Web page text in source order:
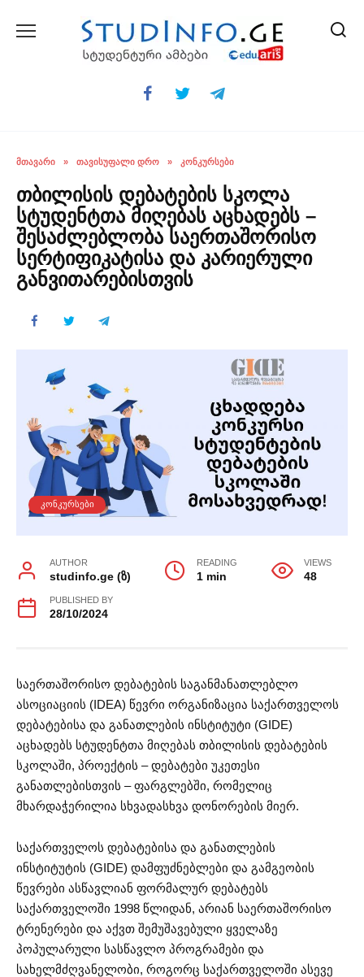
ᲛᲗᲐᲕᲐᲠᲘ » ᲗᲐᲕᲘᲡᲣᲤᲐᲚᲘ ᲓᲠᲝ » ᲙᲝᲜᲙᲣᲠᲡᲔᲑᲘ
თბილისის დებატების სკოლა
სტუდენტთა მიღებას აცხადებს –
შესაძლებლობა საერთაშორისო
სერტიფიკატისა და კარიერული
განვითარებისთვის
ᲙᲝᲜᲙᲣᲠᲡᲔᲑᲘ
AUTHOR
studinfo.ge (ზ)
READING
1 min
VIEWS
48
PUBLISHED BY
28/10/2024
საერთაშორისო დებატების საგანმანათლებლო
ასოციაციის (IDEA) წევრი ორგანიზაცია საქართველოს
დებატებისა და განათლების ინსტიტუტი (GIDE)
აცხადებს სტუდენტთა მიღებას თბილისის დებატების
სკოლაში, პროექტის – დებატები უკეთესი
განათლებისთვის – ფარგლებში, რომელიც
მხარდაჭერილია სხვადასხვა დონორების მიერ.
საქართველოს დებატებისა და განათლების
ინსტიტუტის (GIDE) დამფუძნებლები და გამგეობის
წევრები ასწავლიან ფორმალურ დებატებს
საქართველოში 1998 წლიდან, არიან საერთაშორისო
ტრენერები და აქვთ შემუშავებული ყველაზე
პოპულარული სასწავლო პროგრამები და
სახელმძღვანელობი, როგორც საქართველოში ასევე